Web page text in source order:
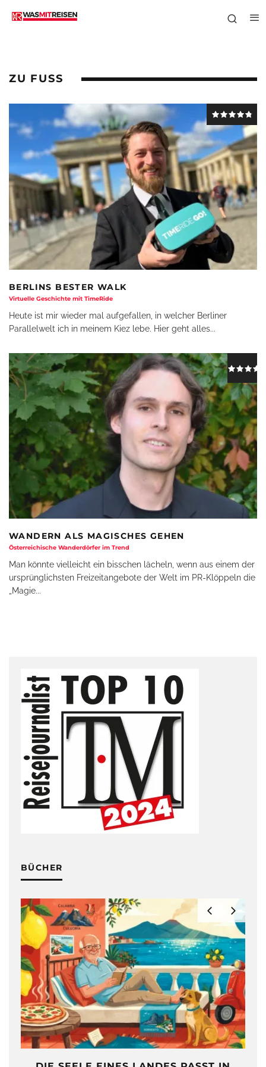
ZU FUSS
BERLINS BESTER WALK
Virtuelle Geschichte mit TimeRide
Heute ist mir wieder mal aufgefallen, in welcher Berliner
Parallelwelt ich in meinem Kiez lebe. Hier geht alles...
WANDERN ALS MAGISCHES GEHEN
Österreichische Wanderdörfer im Trend
Man könnte vielleicht ein bisschen lächeln, wenn aus einem der
ursprünglichsten Freizeitangebote der Welt im PR-Klöppeln die
„Magie...
BÜCHER